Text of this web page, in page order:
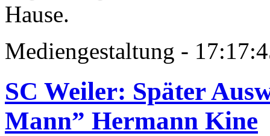
Hause.
Mediengestaltung -
SC Weiler: Später
Mann” Hermann Kine